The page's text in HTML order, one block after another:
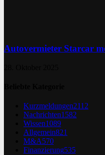
Autovermieter Starcar
Kurzmeldungen2112
Nachrichten1582
Wissen1089
Allgemein821
M&A570
Finanzierung535